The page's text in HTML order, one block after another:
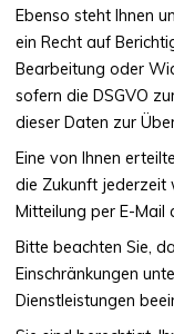
Ebenso steht Ihnen
ein Recht auf
Bearbeitung oder
sofern die DSGVO
dieser Daten zur
Eine von Ihnen
die Zukunft jederzeit
Mitteilung per E-Mail
Bitte beachten Sie,
Einschränkungen
Dienstleistungen